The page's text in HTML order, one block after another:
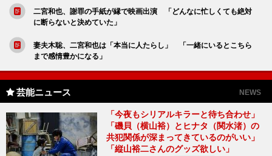
二宮和也、謝罪の手紙が縁で映画出演 「どんなに忙しくても絶対
に断らないと決めていた」
妻夫木聡、二宮和也は「本当に人たらし」 「一緒にいるとこちら
まで感情豊かになる」
芸能ニュース NEWS
「今夜もシリアルキラーと待ち合わせ」
「磯貝（横山裕）とヒナタ（関水渚）の
共犯関係が深まってきているのがいい」
「縦山裕二さんのグッズ欲しい」